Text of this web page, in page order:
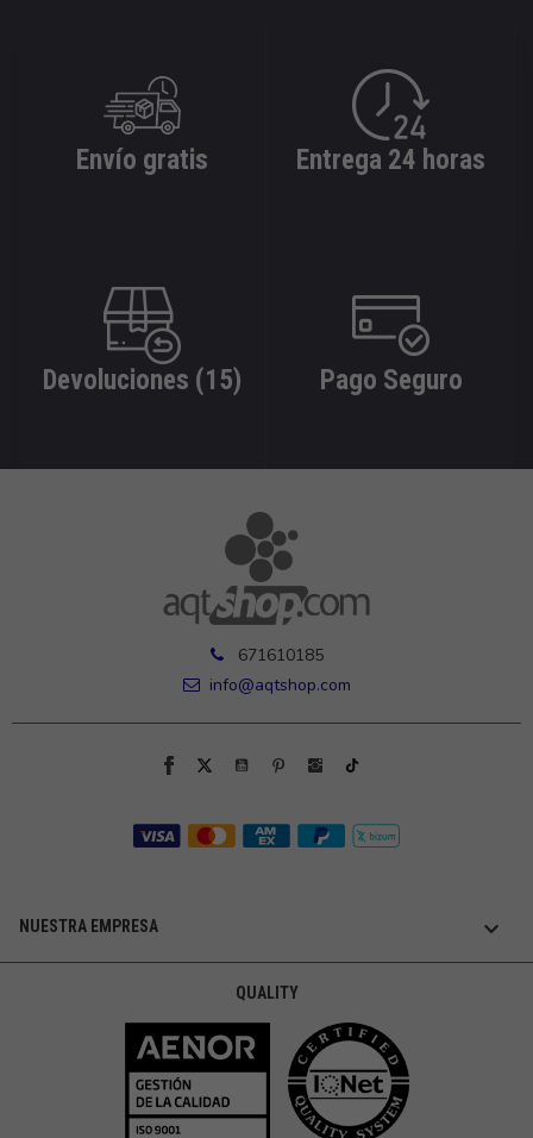
Envío gratis Entrega 24 horas
Devoluciones (15) Pago Seguro
671610185
info@aqtshop.com
NUESTRA EMPRESA 
QUALITY